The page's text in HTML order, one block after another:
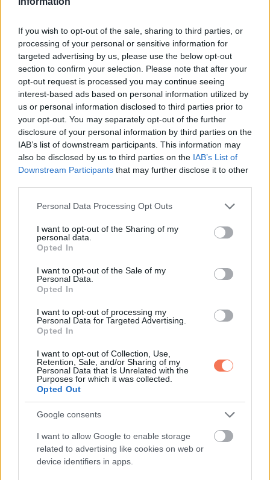
If you wish to opt-out of the sale, sharing to third parties, or
processing of your personal or sensitive information for
targeted advertising by us, please use the below opt-out
section to confirm your selection. Please note that after your
opt-out request is processed you may continue seeing
interest-based ads based on personal information utilized by
us or personal information disclosed to third parties prior to
your opt-out. You may separately opt-out of the further
disclosure of your personal information by third parties on the
IAB’s list of downstream participants. This information may
also be disclosed by us to third parties on the IAB’s List of
Downstream Participants that may further disclose it to other
Please note that this website/app uses one or more Google
not limited to your visit or usage behaviour. You may click to
grant or deny consent to Google and its third-party tags to
use your data for below specified purposes in below Google
consent section.
Personal Data Processing Opt Outs
I want to opt-out of the Sharing of my
personal data.
Opted In
I want to opt-out of the Sale of my
Personal Data.
Opted In
I want to opt-out of processing my
Personal Data for Targeted Advertising.
Opted In
I want to opt-out of Collection, Use,
Retention, Sale, and/or Sharing of my
Personal Data that Is Unrelated with the
Purposes for which it was collected.
Opted Out
Google consents
I want to allow Google to enable storage
related to advertising like cookies on web or
device identifiers in apps.
Akkor esett le igazán, milyen életet élt. Csendben, szinte
láthatatlanul, mégis bátorsággal. Én pedig nem néztem rá
rendesen. Soha.
Teltek a napok, aztán a hetek, de a bűntudat nem engedett.
Az egyetemen mindenki az eszemet és a szorgalmamat
dicsérte, én mégis üresnek éreztem magam. Minden jó jegy,
minden siker úgy hatott, mintha valaki más kezéből vettem
volna el. Mert valójában el is vettem, csak akkor még nem
tudtam.
mintha hallana. Meséltem az órákról, a tanáraimról, arról,
mivel küzdök. Elmondtam, mennyire szégyellem magam.
Bocsánatot kértem, újra és újra, miközben legbelül éreztem,
hogy ő ezt talán már régen megadta. Csak éppen nem
Egy este a nagynéném egy megviselt borítékot nyomott a
kezembe.
„Neked szánta” mondta halkan.
„Öcsém,
Tudom, hogy nem sokra tartasz. Nem baj. Azt szeretném,